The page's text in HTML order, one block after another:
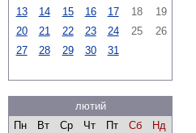
13
14 15 16 17 18
19
20
21 22 23 24 25
26
27
28 29 30 31
лютий
Пн
Вт Ср Чт Пт Сб
Нд